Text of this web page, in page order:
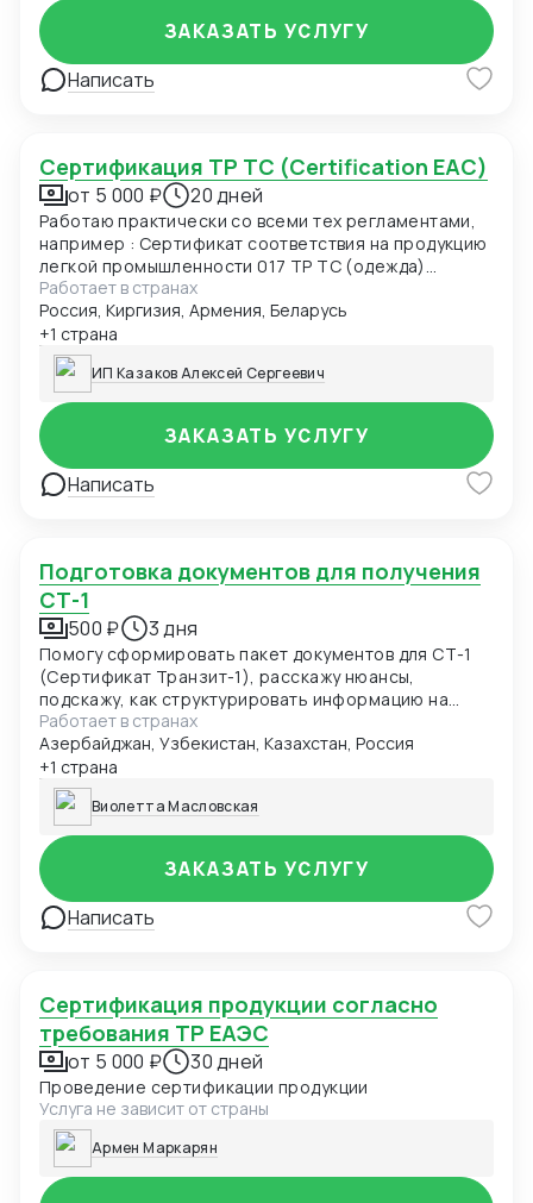
Написать
ЗАКАЗАТЬ УСЛУГУ
Сертификация ТР ТС (Certification EAC)
от 5 000 ₽ 20 дней
Работаю практически со всеми тех регламентами,
например : Сертификат соответствия на продукцию
легкой промышленности 017 ТР ТС (одежда)
Сертификат соответствия О безопасности
продукции, предназначенной для детей и
подростков 007 ТР ТС (детская одежда)
Сертификат соответствия О безопасности
низковольтного оборудования 004 ТР ТС
Сертификат соответствия Электромагнитная
совместимость технических средств 020 ТР ТС
Сертификат соответствия О БЕЗОПАСНОСТИ
КОЛЕСНЫХ ТРАНСПОРТНЫХ СРЕДСТВ 018 ТР ТС
Декларация соответствия ГОСТ, ЕАС Отказные
Работает в странах
Россия, Киргизия, Армения, Беларусь
+1 страна
ИП Казаков Алексей Сергеевич
Написать
ЗАКАЗАТЬ УСЛУГУ
Подготовка документов для получения
СТ-1
500 ₽ 3 дня
Помогу сформировать пакет документов для СТ-1
(Сертификат Транзит-1), расскажу нюансы,
подскажу, как структурировать информацию на
будущее
Работает в странах
Азербайджан, Узбекистан, Казахстан, Россия
+1 страна
Виолетта Масловская
Написать
ЗАКАЗАТЬ УСЛУГУ
Сертификация продукции согласно
требования ТР ЕАЭС
от 5 000 ₽ 30 дней
Проведение сертификации продукции
Услуга не зависит от страны
Армен Маркарян